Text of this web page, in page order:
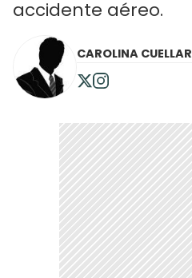
accidente aéreo.
CAROLINA CUELLAR